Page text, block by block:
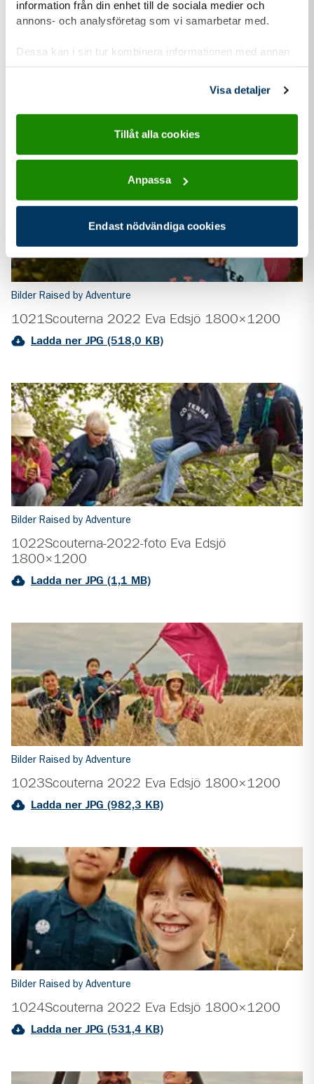
information från din enhet till de sociala medier och
annons- och analysföretag som vi samarbetar med.
Dessa kan i sin tur kombinera informationen med annan
information som du har tillhandahållit eller som de har
Visa detaljer
Tillåt alla cookies
Anpassa
Endast nödvändiga cookies
Bildbank kårer,Bilder Raised by Adventure
102 Scouterna-2024-Foto-Eva-Edsjö.jpg
Ladda ner JPG (639,4 KB)
Bilder Raised by Adventure
1021Scouterna 2022 Eva Edsjö 1800×1200
Ladda ner JPG (518,0 KB)
Bilder Raised by Adventure
1022Scouterna-2022-foto Eva Edsjö
1800×1200
Ladda ner JPG (1,1 MB)
Bilder Raised by Adventure
1023Scouterna 2022 Eva Edsjö 1800×1200
Ladda ner JPG (982,3 KB)
Bilder Raised by Adventure
1024Scouterna 2022 Eva Edsjö 1800×1200
Ladda ner JPG (531,4 KB)